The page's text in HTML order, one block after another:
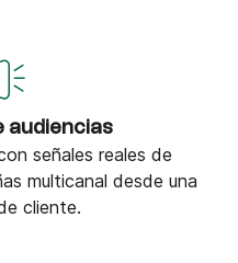
audiencias
señales reales de
multicanal desde una
cliente.